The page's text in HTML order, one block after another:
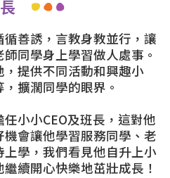
善誘，言教身教並行，讓
同學身上學習做人處事。
提供不同活動和興趣小
擴濶同學的眼界。
小小CEO及班長，這對他
會讓他學習服務同學、老
學，我們看見他自升上小
續開心快樂地茁壯成長！